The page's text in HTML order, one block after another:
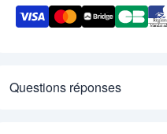
Questions réponses